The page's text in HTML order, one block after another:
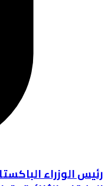
رئيس الوزراء